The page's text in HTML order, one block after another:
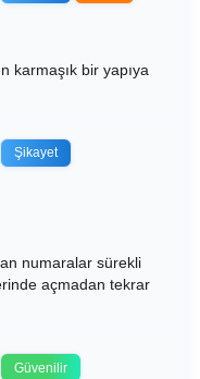
karmaşık bir yapıya
Şikayet
numaralar sürekli
açmadan tekrar
Güvenilir